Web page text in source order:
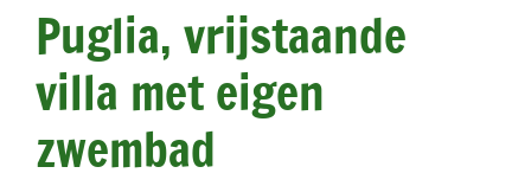
Puglia, vrijstaande
villa met eigen
zwembad